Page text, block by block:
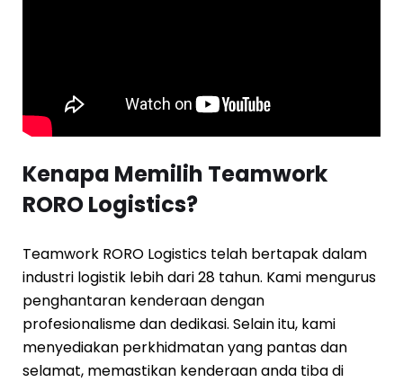
Kenapa Memilih Teamwork
RORO Logistics?
Teamwork RORO Logistics telah bertapak dalam
industri logistik lebih dari 28 tahun. Kami mengurus
penghantaran kenderaan dengan
profesionalisme dan dedikasi. Selain itu, kami
menyediakan perkhidmatan yang pantas dan
selamat, memastikan kenderaan anda tiba di